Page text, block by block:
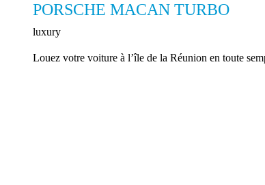
PORSCHE MACAN TURBO
luxury
Louez votre voiture à l’île de la Réunion en toute